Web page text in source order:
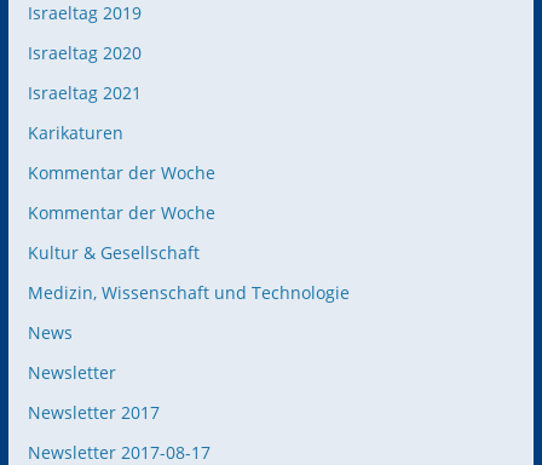
Israeltag 2019
Israeltag 2020
Israeltag 2021
Karikaturen
Kommentar der Woche
Kommentar der Woche
Kultur & Gesellschaft
Medizin, Wissenschaft und Technologie
News
Newsletter
Newsletter 2017
Newsletter 2017-08-17